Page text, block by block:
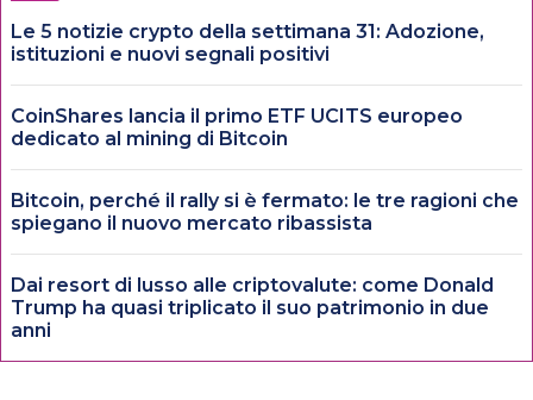
Le 5 notizie crypto della settimana 31: Adozione,
istituzioni e nuovi segnali positivi
CoinShares lancia il primo ETF UCITS europeo
dedicato al mining di Bitcoin
Bitcoin, perché il rally si è fermato: le tre ragioni che
spiegano il nuovo mercato ribassista
Dai resort di lusso alle criptovalute: come Donald
Trump ha quasi triplicato il suo patrimonio in due
anni